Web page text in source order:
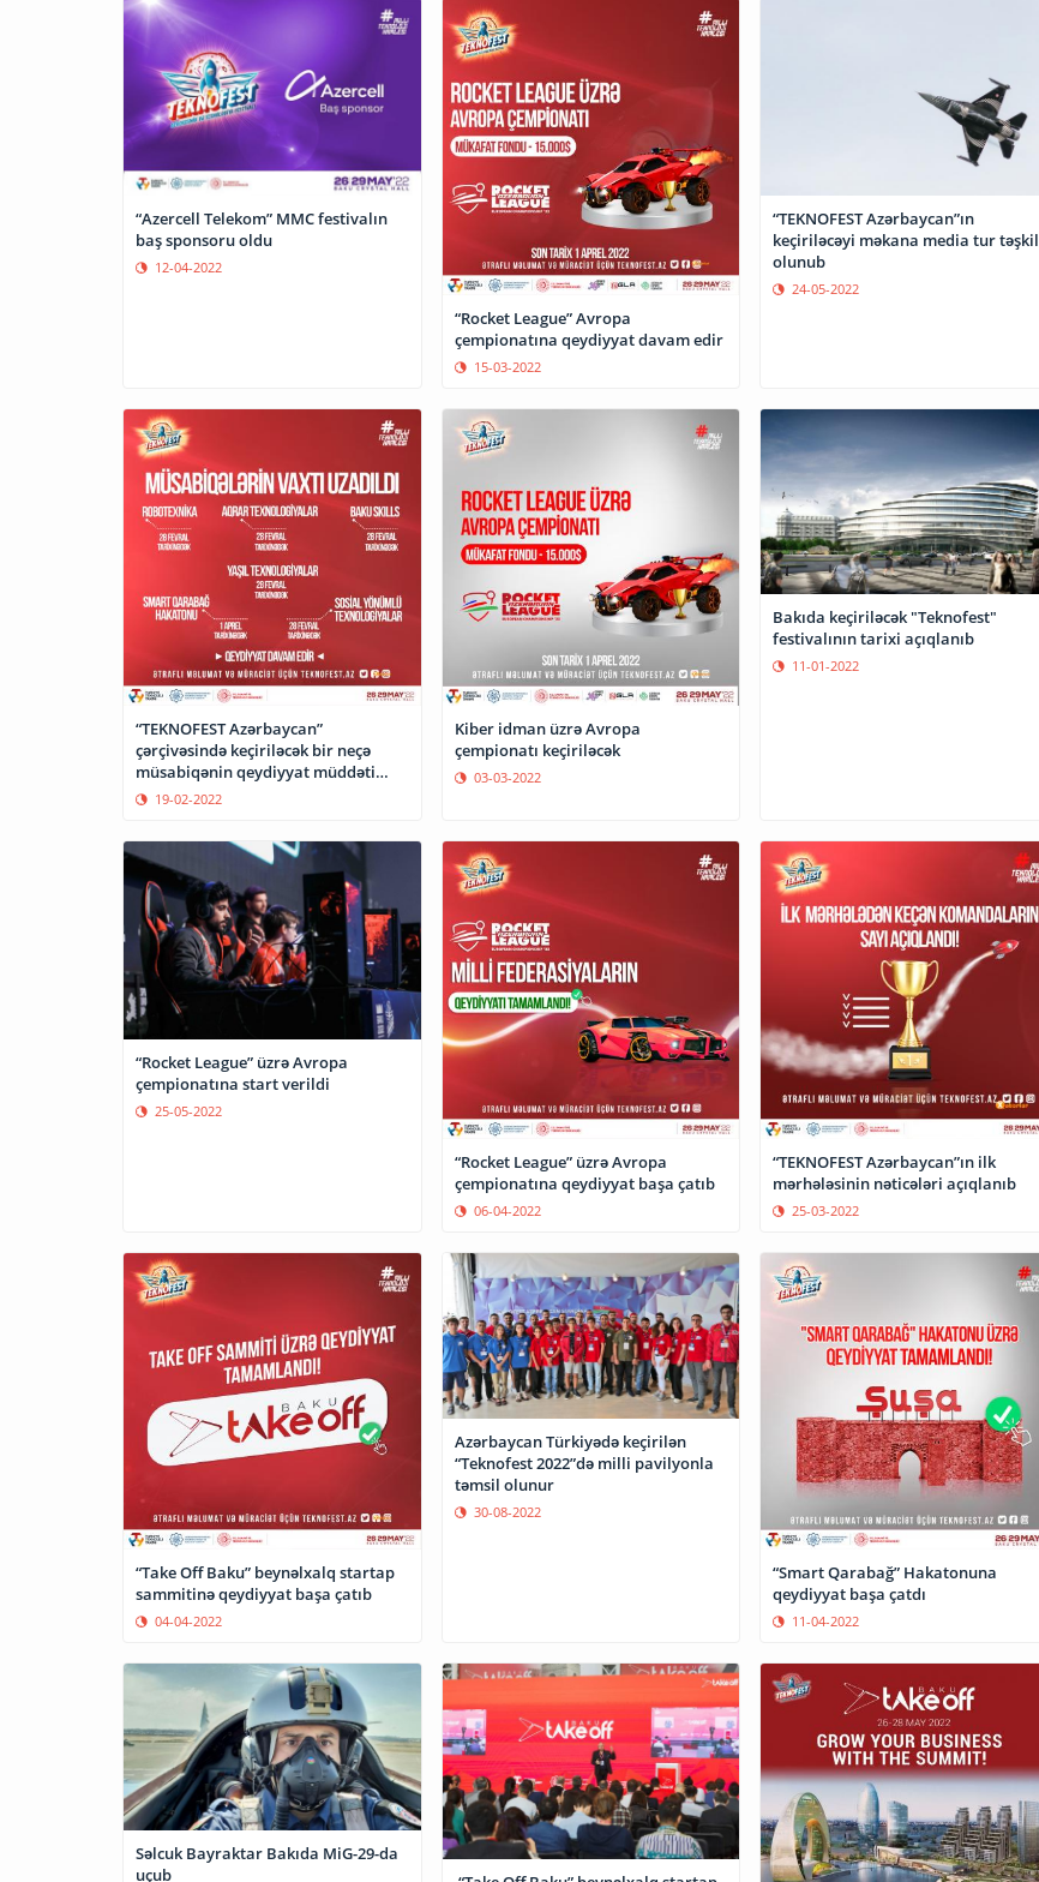
“Azercell Telekom” MMC festivalın
baş sponsoru oldu
12-04-2022
“Rocket League” Avropa
çempionatına qeydiyyat davam edir
15-03-2022
“TEKNOFEST Azərbaycan”ın
keçiriləcəyi məkana media tur təşkil
olunub
24-05-2022
“TEKNOFEST Azərbaycan”
çərçivəsində keçiriləcək bir neçə
müsabiqənin qeydiyyat müddəti
uzadılıb
19-02-2022
Kiber idman üzrə Avropa
çempionatı keçiriləcək
03-03-2022
Bakıda keçiriləcək "Teknofest"
festivalının tarixi açıqlanıb
11-01-2022
“Rocket League” üzrə Avropa
25-05-2022
“Rocket League” üzrə Avropa
çempionatına qeydiyyat başa çatıb
06-04-2022
“TEKNOFEST Azərbaycan”ın ilk
mərhələsinin nəticələri açıqlanıb
25-03-2022
“Take Off Baku” beynəlxalq startap
sammitinə qeydiyyat başa çatıb
04-04-2022
Azərbaycan Türkiyədə keçirilən
“Teknofest 2022”də milli pavilyonla
30-08-2022
“Smart Qarabağ” Hakatonuna
qeydiyyat başa çatdı
11-04-2022
Səlcuk Bayraktar Bakıda MiG-29-da
uçub